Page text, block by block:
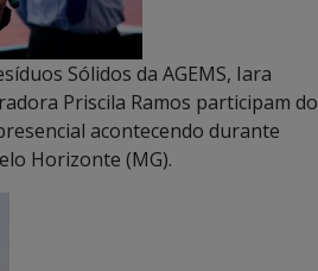
Sólidos da AGEMS, Iara
Priscila Ramos participam do
acontecendo durante
Horizonte (MG).